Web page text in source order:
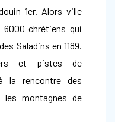
1er. Alors ville
6000 chrétiens qui
Saladins en 1189.
et pistes de
la rencontre des
montagnes de